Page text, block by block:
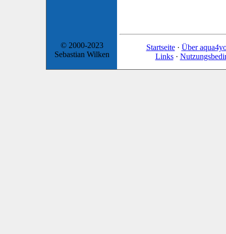
© 2000-2023
Sebastian Wilken
Startseite· Über
Links·